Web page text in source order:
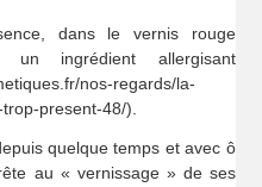
dans le vernis rouge
ingrédient allergisant
nos-regards/la-
present-48/).
quelque temps et avec ô
au « vernissage » de ses